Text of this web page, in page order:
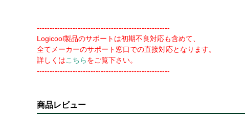
----------------------------------------------------
Logicool製品のサポートは初期不良対応も含めて、
全てメーカーのサポート窓口での直接対応となります。
詳しくはこちらをご覧下さい。
----------------------------------------------------
商品レビュー